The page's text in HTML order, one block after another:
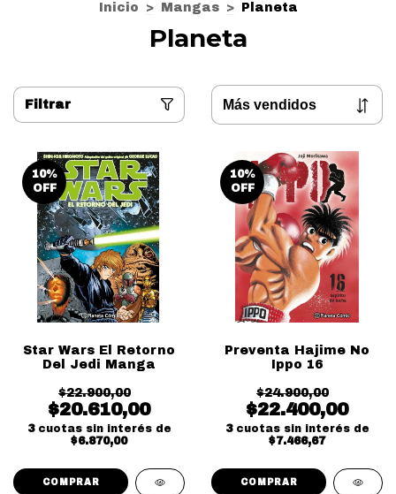
Inicio > Mangas > Planeta
Planeta
Filtrar
10%
OFF
Star Wars El Retorno
Del Jedi Manga
$22.900,00
$20.610,00
3 cuotas sin interés de
$6.870,00
10%
OFF
Preventa Hajime No
Ippo 16
$24.900,00
$22.400,00
3 cuotas sin interés de
$7.466,67